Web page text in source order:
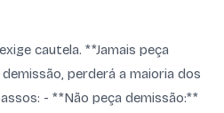
cautela. **Jamais peça
perderá a maioria dos
- **Não peça demissão:**